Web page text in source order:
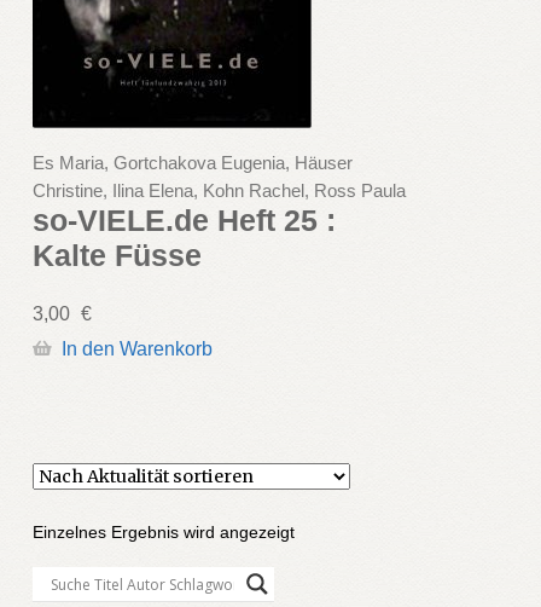
Es Maria, Gortchakova Eugenia, Häuser
Christine, Ilina Elena, Kohn Rachel, Ross Paula
so-VIELE.de Heft 25 :
Kalte Füsse
3,00 €
In den Warenkorb
Einzelnes Ergebnis wird angezeigt